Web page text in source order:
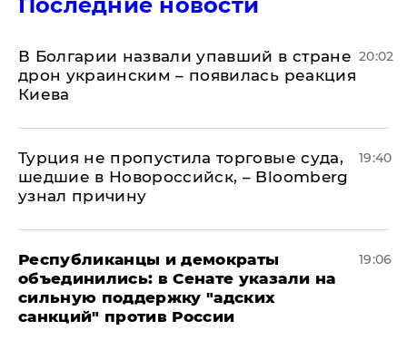
В Болгарии назвали упавший в стране
дрон украинским – появилась реакция
Киева
20:02
Турция не пропустила торговые суда,
шедшие в Новороссийск, – Bloomberg
узнал причину
19:40
Республиканцы и демократы
объединились: в Сенате указали на
сильную поддержку "адских
санкций" против России
19:06